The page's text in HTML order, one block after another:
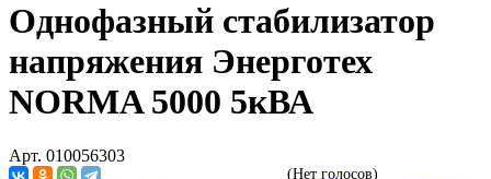
Однофазный стабилизатор
напряжения Энерготех
NORMA 5000 5кВА
Арт. 010056303
(Нет голосов)